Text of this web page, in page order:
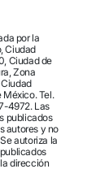
por la
Ciudad
Ciudad de
Zona
México. Tel.
4972. Las
publicados
autores y no
autoriza la
dirección